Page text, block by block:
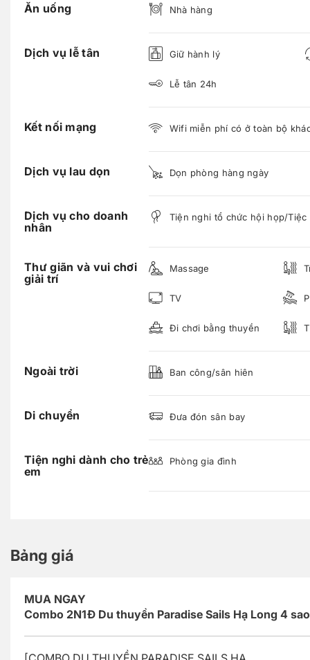
Ăn uống Nhà hàng
Dịch vụ lễ tân Giữ hành lý
Lễ tân 24h
Kết nối mạng Wifi miễn phí có ở toàn bộ
Dịch vụ lau dọn Dọn phòng hàng ngày
Dịch vụ cho doanh
nhân
Tiện nghi tổ chức hội họp/Tiệc
Thư giãn và vui chơi
giải trí
Massage
TV
Đi chơi bằng thuyền
Ngoài trời Ban công/sân hiên
Di chuyển Đưa đón sân bay
Tiện nghi dành cho trẻ
em
Phòng gia đình
Bảng giá
MUA NGAY
Combo 2N1Đ Du thuyền Paradise Sails Hạ Long 4